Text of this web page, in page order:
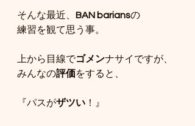
そんな最近、 BAN bariansの
練習を観て思う事。
上から目線でゴメンナサイですが、
みんなの評価をすると、
『パスがザツい ！』